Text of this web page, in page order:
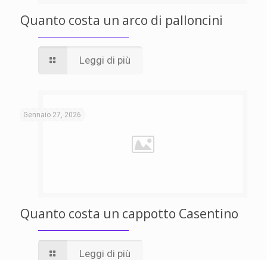
Quanto costa un arco di palloncini
Leggi di più
Gennaio 27, 2026
Quanto costa un cappotto Casentino
Leggi di più